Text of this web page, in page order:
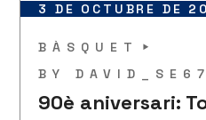
3 DE OCTUBRE DE
BÀSQUET
BY
90è aniversari: